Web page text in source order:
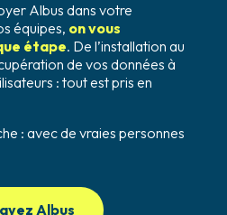
Albus dans votre
équipes, on vous
étape. De l’installation au
de vos données à
: tout est pris en
: avec de vraies personnes
Albus